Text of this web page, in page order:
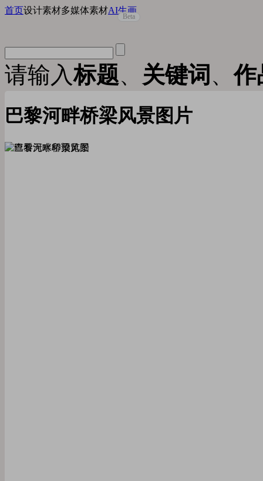
首页设计素材多媒体素材AI生画
Beta
请输入标题、 关键词 、作
巴黎河畔桥梁风景图片